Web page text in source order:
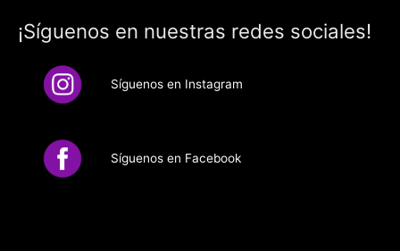
¡Síguenos en nuestras redes sociales!
Síguenos en Instagram
Síguenos en Facebook